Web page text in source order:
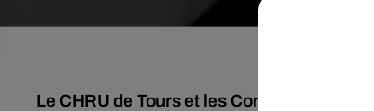
Le CHRU de Tours et les Communautés